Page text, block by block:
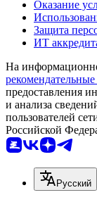
Оказание
Защита
ИТ
На
предоставления
и анализа
пользователей
Российской
Русский